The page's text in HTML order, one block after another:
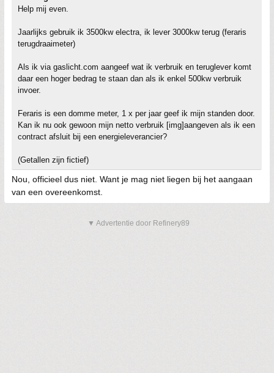
Help mij even.
Jaarlijks gebruik ik 3500kw electra, ik lever 3000kw terug (feraris
terugdraaimeter)
Als ik via gaslicht.com aangeef wat ik verbruik en teruglever komt
daar een hoger bedrag te staan dan als ik enkel 500kw verbruik
invoer.
Feraris is een domme meter, 1 x per jaar geef ik mijn standen door.
Kan ik nu ook gewoon mijn netto verbruik [img]aangeven als ik een
contract afsluit bij een energieleverancier?
(Getallen zijn fictief)
Nou, officieel dus niet. Want je mag niet liegen bij het aangaan
van een overeenkomst.
▼ Advertentie door Refinery89